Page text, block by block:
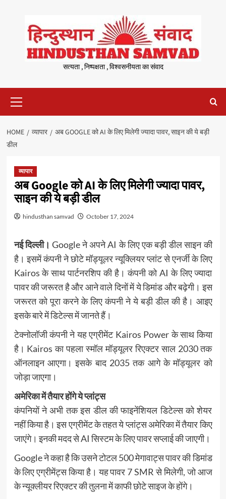
content
सत्यता , निष्पक्षता , विश्वसनीयता का संवाद
Menu
HOME व्यापार
अब GOOGLE को AI के लिए मिलेगी ज्यादा पावर, साइन की ये बड़ी
डील
व्यापार
अब Google को AI के लिए मिलेगी ज्यादा पावर,
साइन की ये बड़ी डील
hindusthan samvad October 17, 2024
नई दिल्ली। Google ने अपने AI के लिए एक बड़ी डील साइन की
है। इसमें कंपनी ने छोटे मॉड्यूलर न्यूक्लियर प्लांट से एनर्जी के लिए
Kairos के साथ पार्टनरशिप की है। कंपनी को AI के लिए ज्यादा
पावर की जरूरत है और आने वाले दिनों में ये डिमांड और बढ़ेगी। इस
जरूरत को पूरा करने के लिए कंपनी ने ये बड़ी डील की है। आइए
इसके बारे में डिटेल्स में जानते हैं।
टेक्नोलॉजी कंपनी ने यह एग्रीमेंट Kairos Power के साथ किया
है। Kairos का पहला स्मॉल मॉड्यूलर रिएक्टर साल 2030 तक
ऑनलाइन आएगा। इसके बाद 2035 तक आगे के मॉड्यूलर को
जोड़ा जाएगा।
अमेरिका में तैयार होंगे ये प्लांट्स
कंपनियों ने अभी तक इस डील की फाइनेंशियल डिटेल्स को शेयर
नहीं किया है। इस एग्रीमेंट के तहत ये प्लांट्स अमेरिका में तैयार किए
जाएंगे। इनकी मदद से AI सिस्टम के लिए पावर सप्लाई की जाएगी।
Google ने कहा है कि उसने टोटल 500 मेगावाट्स पावर की डिमांड
के लिए एग्रीमेंट्स किया है। यह पावर 7 SMR से मिलेगी, जो आज
के न्यूक्लीयर रिएक्टर की तुलना में काफी छोटे साइज के होंगे।